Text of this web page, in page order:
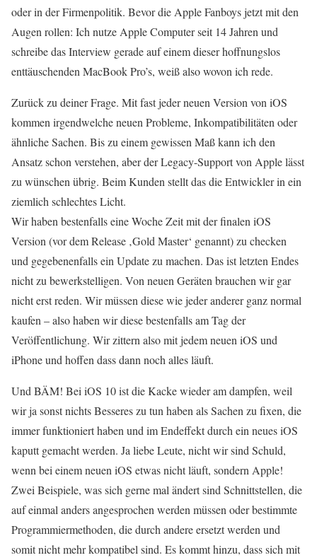
oder in der Firmenpolitik. Bevor die Apple Fanboys jetzt mit den
Augen rollen: Ich nutze Apple Computer seit 14 Jahren und
schreibe das Interview gerade auf einem dieser hoffnungslos
enttäuschenden MacBook Pro’s, weiß also wovon ich rede.
Zurück zu deiner Frage. Mit fast jeder neuen Version von iOS
kommen irgendwelche neuen Probleme, Inkompatibilitäten oder
ähnliche Sachen. Bis zu einem gewissen Maß kann ich den
Ansatz schon verstehen, aber der Legacy-Support von Apple lässt
zu wünschen übrig. Beim Kunden stellt das die Entwickler in ein
ziemlich schlechtes Licht.
Wir haben bestenfalls eine Woche Zeit mit der finalen iOS
Version (vor dem Release ‚Gold Master‘ genannt) zu checken
und gegebenenfalls ein Update zu machen. Das ist letzten Endes
nicht zu bewerkstelligen. Von neuen Geräten brauchen wir gar
nicht erst reden. Wir müssen diese wie jeder anderer ganz normal
kaufen – also haben wir diese bestenfalls am Tag der
Veröffentlichung. Wir zittern also mit jedem neuen iOS und
iPhone und hoffen dass dann noch alles läuft.
Und BÄM! Bei iOS 10 ist die Kacke wieder am dampfen, weil
wir ja sonst nichts Besseres zu tun haben als Sachen zu fixen, die
immer funktioniert haben und im Endeffekt durch ein neues iOS
kaputt gemacht werden. Ja liebe Leute, nicht wir sind Schuld,
wenn bei einem neuen iOS etwas nicht läuft, sondern Apple!
Zwei Beispiele, was sich gerne mal ändert sind Schnittstellen, die
auf einmal anders angesprochen werden müssen oder bestimmte
Programmiermethoden, die durch andere ersetzt werden und
somit nicht mehr kompatibel sind. Es kommt hinzu, dass sich mit